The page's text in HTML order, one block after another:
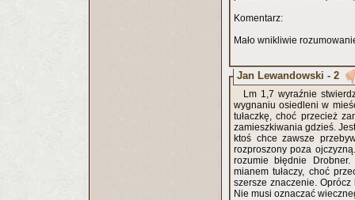
Komentarz:
Mało wnikliwie
Jan Lewandowski - 2
Lm 1,7 wyraźnie
wygnaniu osiedleni w
tułaczkę, choć przecież
zamieszkiwania gdzieś.
ktoś chce zawsze
rozproszony poza
rozumie błędnie
mianem tułaczy, choć
szersze znaczenie.
Nie musi oznaczać